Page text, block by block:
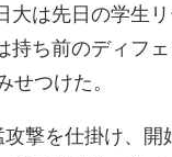
は先日の学生
ち前のディフ
つけた。
撃を仕掛け、開